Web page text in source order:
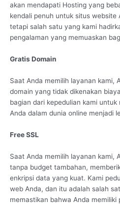
akan mendapati Hosting yang
kendali penuh untuk situs website
tetapi salah satu yang kami
pengalaman yang memuaskan
Gratis Domain
Saat Anda memilih layanan kami,
domain yang tidak dikenakan
bagian dari kepedulian kami
Anda dalam dunia online menjadi
Free SSL
Saat Anda memilih layanan kami,
tanpa budget tambahan,
enkripsi data yang kuat. Kami
web Anda, dan itu adalah salah
memastikan bahwa Anda memiliki